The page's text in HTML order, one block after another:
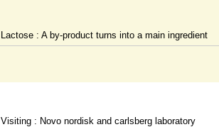
Lactose : A by-product turns into a main ingredient
Visiting : Novo nordisk and carlsberg laboratory